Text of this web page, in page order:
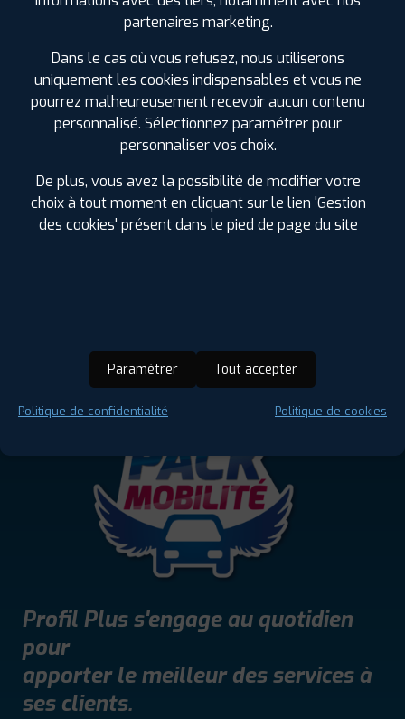
D'INFOS SUR MYPROFIL+
La carte de fidélité MyPROFIL+ estentièrement
GRATUITE !Chaque achat la crédite de 2.5% du montant
dépensé.
Profil Plus s'engage au quotidien
pour
apporter le meilleur des services à
ses clients.
partenaires marketing.
Dans le cas où vous refusez, nous utiliserons
uniquement les cookies indispensables et vous ne
pourrez malheureusement recevoir aucun contenu
personnalisé. Sélectionnez paramétrer pour
personnaliser vos choix.
De plus, vous avez la possibilité de modifier votre
choix à tout moment en cliquant sur le lien 'Gestion
des cookies' présent dans le pied de page du site
Paramétrer Tout accepter
Politique de confidentialité Politique de cookies